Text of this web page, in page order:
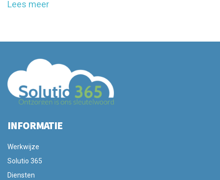
Lees meer
INFORMATIE
Werkwijze
Solutio 365
Diensten